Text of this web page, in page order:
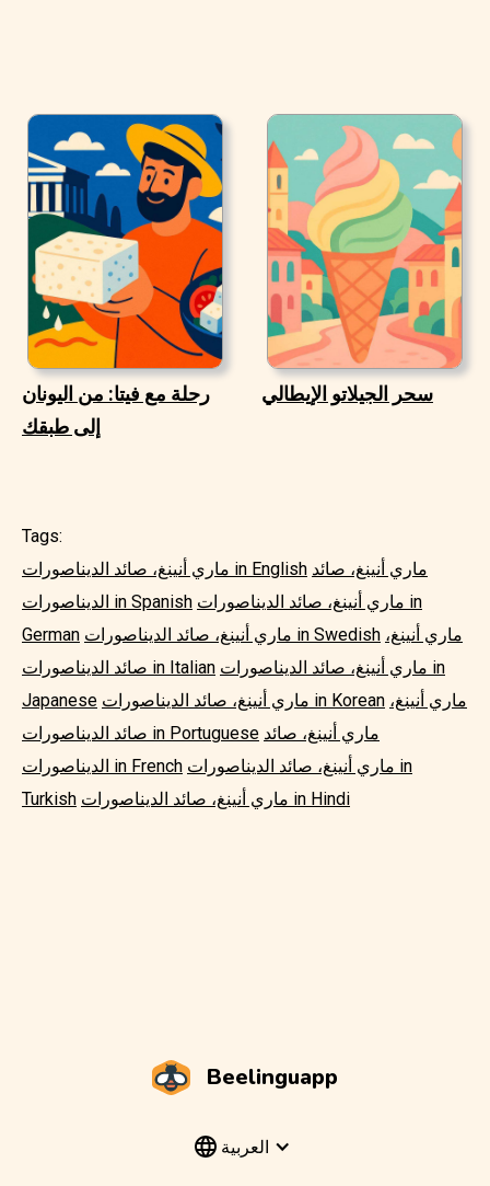
رحلة مع فيتا: من اليونان
إلى طبقك
سحر الجيلاتو الإيطالي
Tags:
ماري أنينغ، صائد الديناصورات in English ماري أنينغ، صائد
الديناصورات in Spanish ماري أنينغ، صائد الديناصورات in
German
ماري أنينغ، صائد الديناصورات in Swedish ماري أنينغ،
صائد الديناصورات in Italian ماري أنينغ، صائد الديناصورات in
Japanese
ماري أنينغ، صائد الديناصورات in Korean ماري أنينغ،
صائد الديناصورات in Portuguese ماري أنينغ، صائد
الديناصورات in French ماري أنينغ، صائد الديناصورات in
Turkish
ماري أنينغ، صائد الديناصورات in Hindi
Beelinguapp
العربية